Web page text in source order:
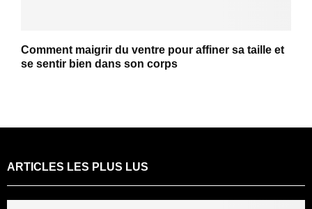
Comment maigrir du ventre pour affiner sa taille et
se sentir bien dans son corps
ARTICLES LES PLUS LUS